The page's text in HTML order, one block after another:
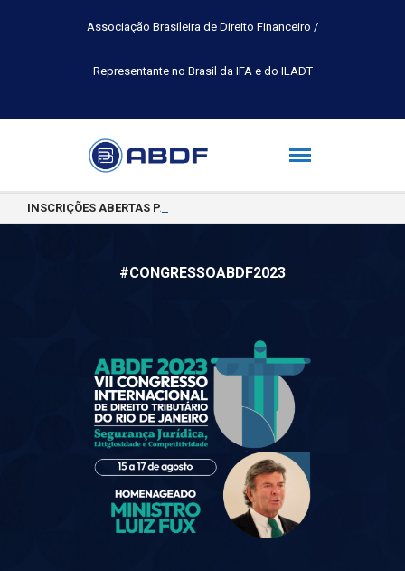
Associação Brasileira de Direito Financeiro /
Representante no Brasil da IFA e do ILADT
INSCRIÇÕES ABERTAS PARA A TURMA 2026.2 DA PÓS-
#CONGRESSOABDF2023